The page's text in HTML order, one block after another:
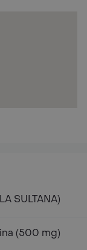
SULTANA)
(500 mg)